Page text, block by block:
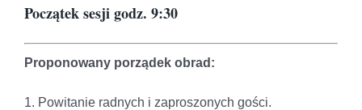
Początek sesji godz. 9:30
Proponowany porządek obrad:
1. Powitanie radnych i zaproszonych gości.